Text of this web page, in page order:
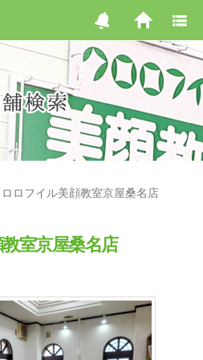
ロフイル美顔教室京屋桑名店
室京屋桑名店